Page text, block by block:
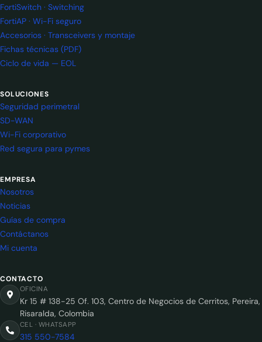
FortiSwitch · Switching
FortiAP · Wi-Fi seguro
Accesorios · Transceivers y montaje
Fichas técnicas (PDF)
Ciclo de vida — EOL
SOLUCIONES
Seguridad perimetral
SD-WAN
Wi-Fi corporativo
Red segura para pymes
EMPRESA
Nosotros
Noticias
Guías de compra
Contáctanos
Mi cuenta
CONTACTO
OFICINA
Kr 15 # 138-25 Of. 103, Centro de Negocios de Cerritos, Pereira,
Risaralda, Colombia
CEL · WHATSAPP
315 550-7584